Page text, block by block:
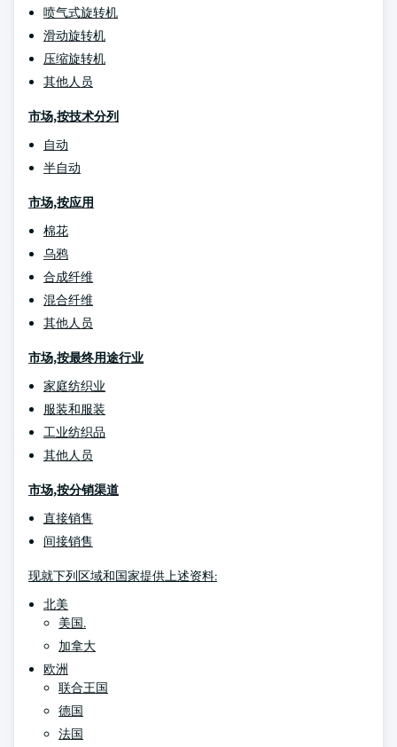
喷气式旋转机
滑动旋转机
压缩旋转机
其他人员
市场,按技术分列
自动
半自动
市场,按应用
棉花
乌鸦
合成纤维
混合纤维
其他人员
市场,按最终用途行业
家庭纺织业
服装和服装
工业纺织品
其他人员
市场,按分销渠道
直接销售
间接销售
现就下列区域和国家提供上述资料:
北美
美国.
加拿大
欧洲
联合王国
德国
法国